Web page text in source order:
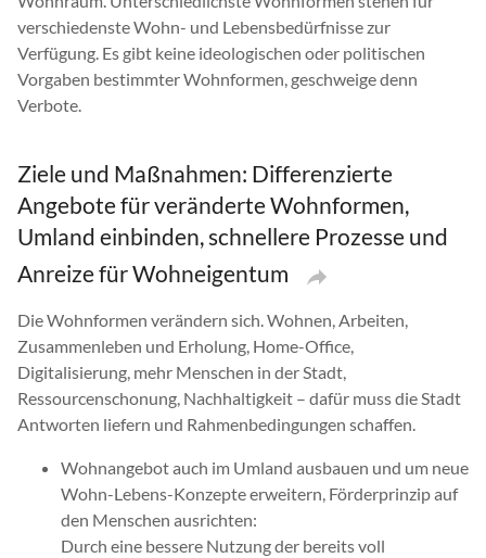
verschiedenste Wohn- und Lebensbedürfnisse zur
Verfügung. Es gibt keine ideologischen oder politischen
Vorgaben bestimmter Wohnformen, geschweige denn
Verbote.
Ziele und Maßnahmen: Differenzierte
Angebote für veränderte Wohnformen,
Umland einbinden, schnellere Prozesse und
Anreize für Wohneigentum
Die Wohnformen verändern sich. Wohnen, Arbeiten,
Zusammenleben und Erholung, Home-Office,
Digitalisierung, mehr Menschen in der Stadt,
Ressourcenschonung, Nachhaltigkeit – dafür muss die Stadt
Antworten liefern und Rahmenbedingungen schaffen.
Wohnangebot auch im Umland ausbauen und um neue
Wohn-Lebens-Konzepte erweitern, Förderprinzip auf
den Menschen ausrichten:
Durch eine bessere Nutzung der bereits voll